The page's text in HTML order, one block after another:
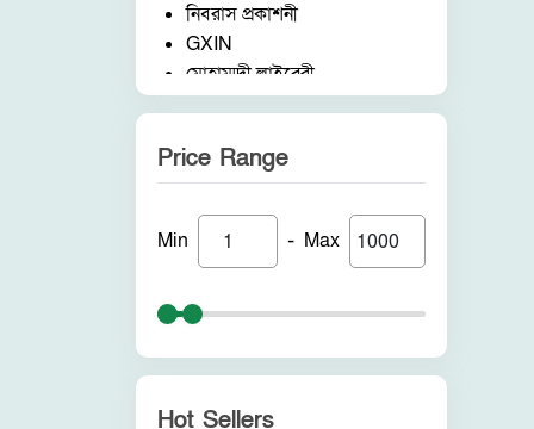
নিবরাস প্রকাশনী
GXIN
মোহাম্মদী লাইব্রেরী
নাদিয়াতুল কুরআন ফাউন্ডেশন
আকীল পাবলিকেশন
নন ব্র্যান্ড
পুনরায় প্রকাশন
হাকীমুল উম্মত প্রকাশনী
সীরাহ প্রকাশ
Price Range
Min - Max
Hot Sellers